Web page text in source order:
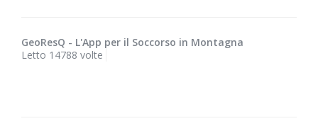
GeoResQ - L'App per il Soccorso in Montagna
Letto 14788 volte